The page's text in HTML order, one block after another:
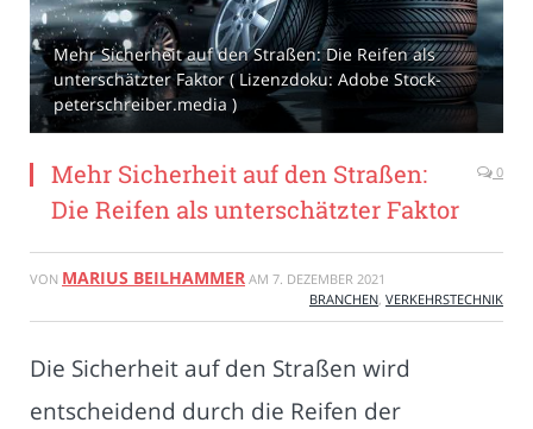
Mehr Sicherheit auf den Straßen: Die Reifen als
unterschätzter Faktor ( Lizenzdoku: Adobe Stock-
peterschreiber.media )
Mehr Sicherheit auf den Straßen:
Die Reifen als unterschätzter Faktor
0
VON MARIUS BEILHAMMER AM 7. DEZEMBER 2021
BRANCHEN, VERKEHRSTECHNIK
Die Sicherheit auf den Straßen wird
entscheidend durch die Reifen der